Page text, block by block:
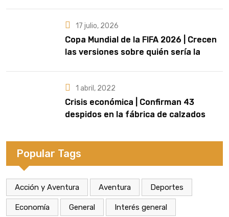
17 julio, 2026
Copa Mundial de la FIFA 2026 | Crecen
las versiones sobre quién sería la
1 abril, 2022
Crisis económica | Confirman 43
despidos en la fábrica de calzados
Popular Tags
Acción y Aventura Aventura Deportes
Economía General Interés general